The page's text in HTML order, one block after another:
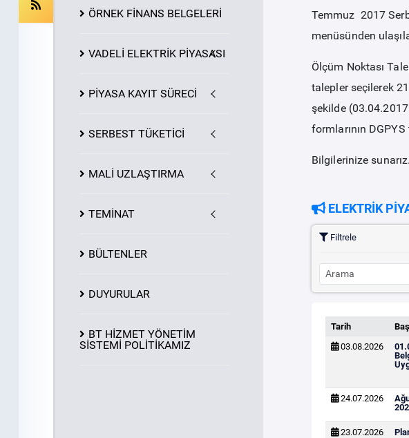
ÖRNEK FİNANS BELGELERİ
VADELİ ELEKTRİK PİYASASI
PİYASAKAYIT SÜRECİ
SERBEST TÜKETİCİ
MALİ UZLAŞTIRMA
TEMİNAT
BÜLTENLER
DUYURULAR
BT HİZMET YÖNETİM
SİSTEMİ POLİTİKAMIZ
Temmuz 2017
menüsünden
Ölçüm Noktası
talepler seçilerek
şekilde
formlarının
Bilgilerinize sunarız.
ELEKTRİK
Filtrele
Tarih
03.08.2026
24.07.2026
23.07.2026